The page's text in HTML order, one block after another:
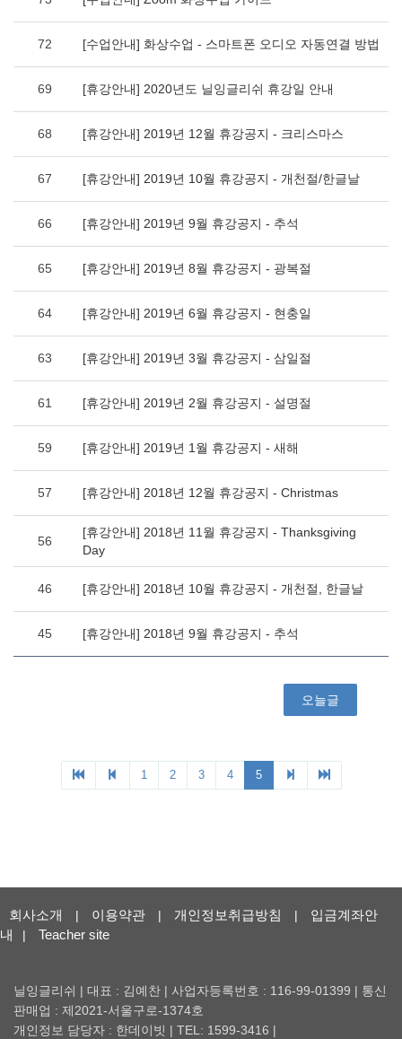
회사소개 | 이용약관 | 개인정보취급방침 |
입금계좌안
내
| Teacher site
닐잉글리쉬 | 대표 : 김예찬 | 사업자등록번호 : 116-99-01399 | 통신
판매업 : 제2021-서울구로-1374호
개인정보 담당자 : 한데이빗 | TEL: 1599-3416 |